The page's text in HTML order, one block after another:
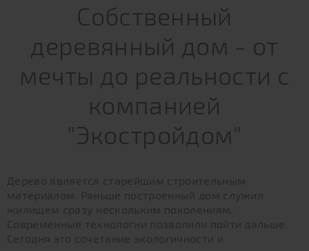
Собственный
деревянный дом - от
мечты до реальности с
компанией
"Экостройдом"
Дерево является старейшим строительным
материалом. Раньше построенный дом служил
жилищем сразу нескольким поколениям.
Современные технологии позволили пойти дальше.
Сегодня это сочетание экологичности и